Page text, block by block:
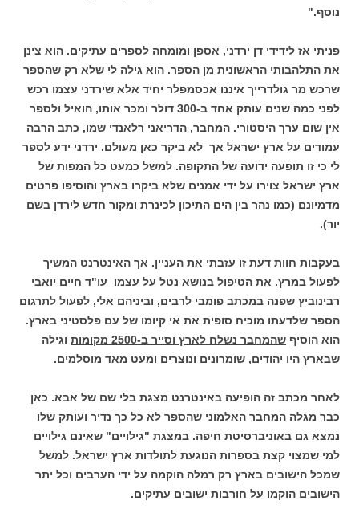
נוסף."
פניתי אז לידידי דן ירדני, אספן ומומחה לספרים עתיקים. הוא צינן
את התלהבותי הראשונית מן הספר. הוא גילה לי שלא רק שהספר
שרכש מר גולדרייך איננו אכסמפלר יחיד אלא שירדני עצמו רכש
לפני כמה שנים עותק אחד ב-300 דולר ומכר אותו, הואיל ולספר
אין שום ערך היסטורי. המחבר, הדריאני רלאנדי שמו, כתב הרבה
עמודים על ארץ ישראל אך לא ביקר כאן מעולם. ירדני ידע לספר
לי כי זו תופעה ידועה של התקופה. למשל כמעט כל המפות של
ארץ ישראל צוירו על ידי אמנים שלא ביקרו בארץ והוסיפו פרטים
מדמיונם (כמו נהר בין הים התיכון לכינרת ומקור חדש לירדן בשם
יור).
בעקבות חוות דעת זו עזבתי את העניין. אך האינטרנט המשיך
לפעול במרץ. את הטיפול בנושא נטל על עצמו עו"ד חיים יואבי
רבינוביץ שפנה במכתב פומבי לרבים, וביניהם אלי, לפעול לתרגום
הספר שלדעתו מוכיח סופית את אי קיומו של עם פלסטיני בארץ.
הוא הוסיף שהמחבר נשלח לארץ וסייר ב-2500 מקומות
וגילה
שבארץ היו יהודים, שומרונים ונוצרים ומעט מאד מוסלמים.
לאחר מכתב זה הופיעה באינטרנט מצגת בלי שם של אבא. כאן
כבר מגלה המחבר האלמוני שהספר לא כל כך נדיר ועותק שלו
נמצא גם באוניברסיטת חיפה. במצגת "גילויים" שאינם גילויים
למי שמצוי קצת בספרות הנוגעת לתולדות ארץ ישראל. למשל
שמכל הישובים בארץ רק רמלה הוקמה על ידי הערבים וכל יתר
הישובים הוקמו על חורבות ישובים עתיקים.